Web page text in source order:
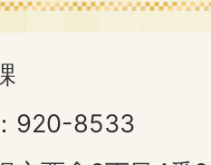
920-8533